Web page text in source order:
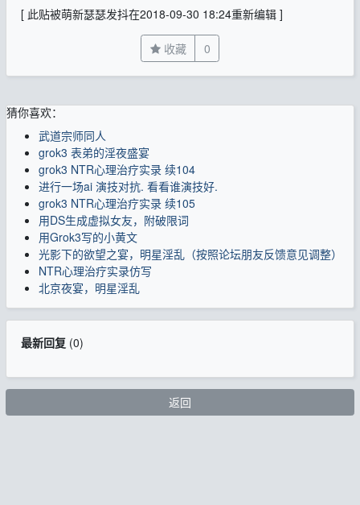
[ 此贴被萌新瑟瑟发抖在2018-09-30 18:24重新编辑 ]
收藏 0
猜你喜欢：
武道宗师同人
grok3 表弟的淫夜盛宴
grok3 NTR心理治疗实录 续104
进行一场ai 演技对抗. 看看谁演技好.
grok3 NTR心理治疗实录 续105
用DS生成虚拟女友，附破限词
用Grok3写的小黄文
光影下的欲望之宴，明星淫乱（按照论坛朋友反馈意见调整）
NTR心理治疗实录仿写
北京夜宴，明星淫乱
最新回复(0)
返回